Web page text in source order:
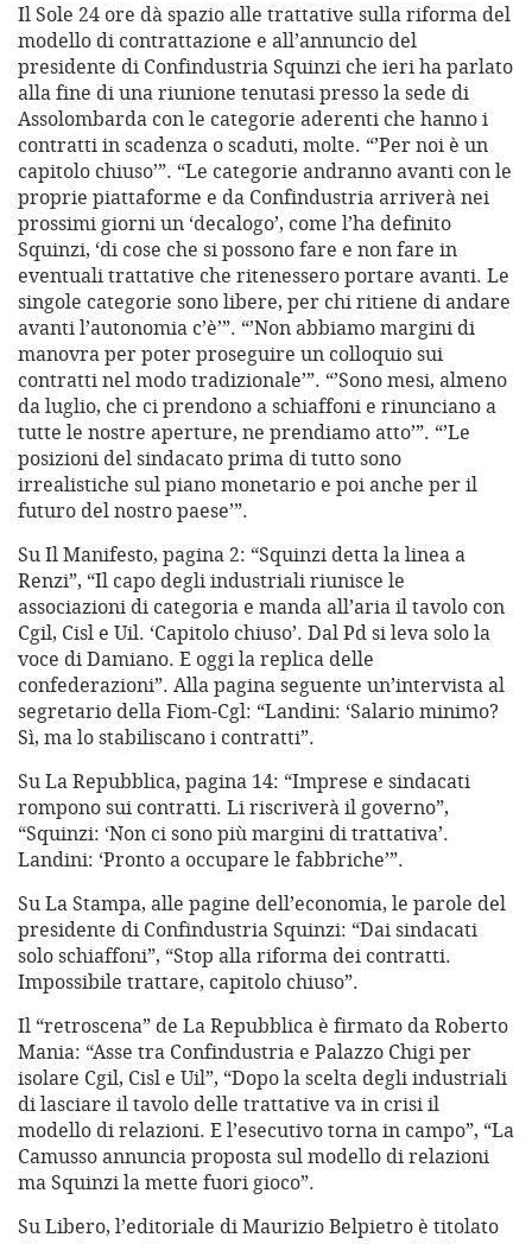
Il Sole 24 ore dà spazio alle trattative sulla riforma del
modello di contrattazione e all’annuncio del
presidente di Confindustria Squinzi che ieri ha parlato
alla fine di una riunione tenutasi presso la sede di
Assolombarda con le categorie aderenti che hanno i
contratti in scadenza o scaduti, molte. “’Per noi è un
capitolo chiuso’”. “Le categorie andranno avanti con le
proprie piattaforme e da Confindustria arriverà nei
prossimi giorni un ‘decalogo’, come l’ha definito
Squinzi, ‘di cose che si possono fare e non fare in
eventuali trattative che ritenessero portare avanti. Le
singole categorie sono libere, per chi ritiene di andare
avanti l’autonomia c’è’”. “’Non abbiamo margini di
manovra per poter proseguire un colloquio sui
contratti nel modo tradizionale’”. “’Sono mesi, almeno
da luglio, che ci prendono a schiaffoni e rinunciano a
tutte le nostre aperture, ne prendiamo atto’”. “’Le
posizioni del sindacato prima di tutto sono
irrealistiche sul piano monetario e poi anche per il
futuro del nostro paese’”.
Su Il Manifesto, pagina 2: “Squinzi detta la linea a
Renzi”, “Il capo degli industriali riunisce le
associazioni di categoria e manda all’aria il tavolo con
Cgil, Cisl e Uil. ‘Capitolo chiuso’. Dal Pd si leva solo la
voce di Damiano. E oggi la replica delle
confederazioni”. Alla pagina seguente un’intervista al
segretario della Fiom-Cgl: “Landini: ‘Salario minimo?
Sì, ma lo stabiliscano i contratti”.
Su La Repubblica, pagina 14: “Imprese e sindacati
rompono sui contratti. Li riscriverà il governo”,
“Squinzi: ‘Non ci sono più margini di trattativa’.
Landini: ‘Pronto a occupare le fabbriche’”.
Su La Stampa, alle pagine dell’economia, le parole del
presidente di Confindustria Squinzi: “Dai sindacati
solo schiaffoni”, “Stop alla riforma dei contratti.
Impossibile trattare, capitolo chiuso”.
Il “retroscena” de La Repubblica è firmato da Roberto
Mania: “Asse tra Confindustria e Palazzo Chigi per
isolare Cgil, Cisl e Uil”, “Dopo la scelta degli industriali
di lasciare il tavolo delle trattative va in crisi il
modello di relazioni. E l’esecutivo torna in campo”, “La
Camusso annuncia proposta sul modello di relazioni
ma Squinzi la mette fuori gioco”.
Su Libero, l’editoriale di Maurizio Belpietro è titolato